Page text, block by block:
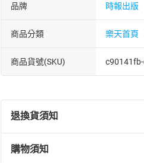
品牌 時報出版
商品分類 樂天首頁
商品貨號(SKU)
退換貨須知
退換貨規定：
購物須知